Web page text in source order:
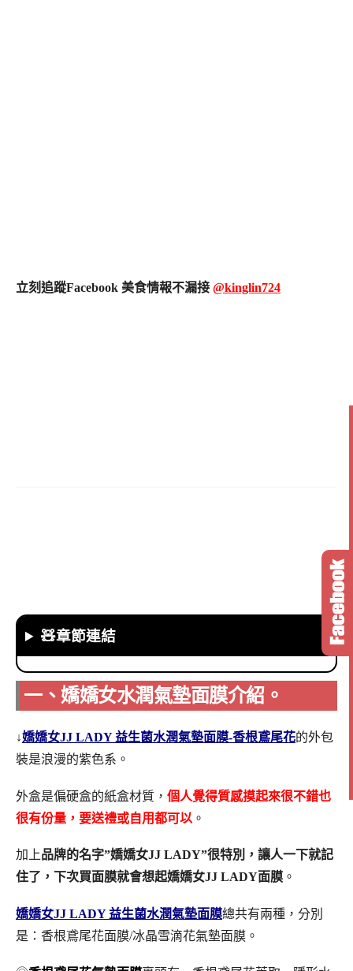
立刻追蹤Facebook 美食情報不漏接 @kinglin724
🧸章節連結
一、嬌嬌女水潤氣墊面膜介紹。
↓嬌嬌女JJ LADY 益生菌水潤氣墊面膜-香根鳶尾花的外包
裝是浪漫的紫色系。
外盒是偏硬盒的紙盒材質， 個人覺得質感摸起來很不錯也
很有份量，要送禮或自用都可以 。
加上品牌的名字”嬌嬌女JJ LADY”很特別，讓人一下就記
住了，下次買面膜就會想起嬌嬌女JJ LADY面膜 。
嬌嬌女JJ LADY 益生菌水潤氣墊面膜總共有兩種，分別
是：香根鳶尾花面膜/冰晶雪滴花氣墊面膜。